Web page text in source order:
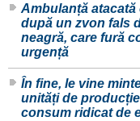
Ambulanță atacată
după un zvon fals
neagră, care fură
urgență
În fine, le vine
unități de
consum ridicat de